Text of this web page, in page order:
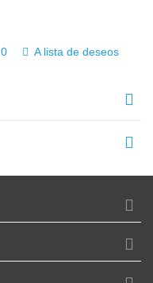
0 A lista de deseos